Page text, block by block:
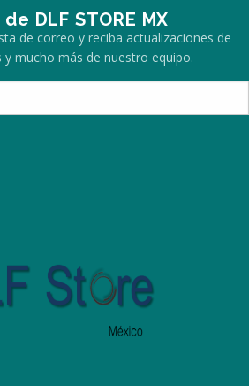
DLF STORE MX
de correo y reciba actualizaciones de
mucho más de nuestro equipo.